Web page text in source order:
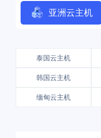
亚洲云主机
泰国云主机
韩国云主机
缅甸云主机